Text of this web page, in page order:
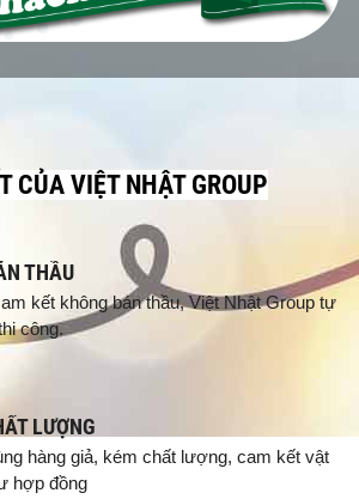
CỦA VIỆT NHẬT GROUP
THẦU
kết không bán thầu, Việt Nhật Group tự
công.
LƯỢNG
hàng giả, kém chất lượng, cam kết vật
hợp đồng